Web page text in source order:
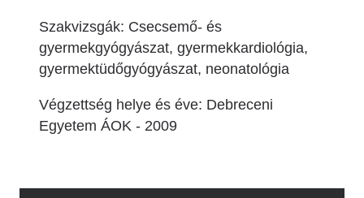
Szakvizsgák: Csecsemő- és
gyermekgyógyászat, gyermekkardiológia,
gyermektüdőgyógyászat, neonatológia
Végzettség helye és éve: Debreceni
Egyetem ÁOK - 2009